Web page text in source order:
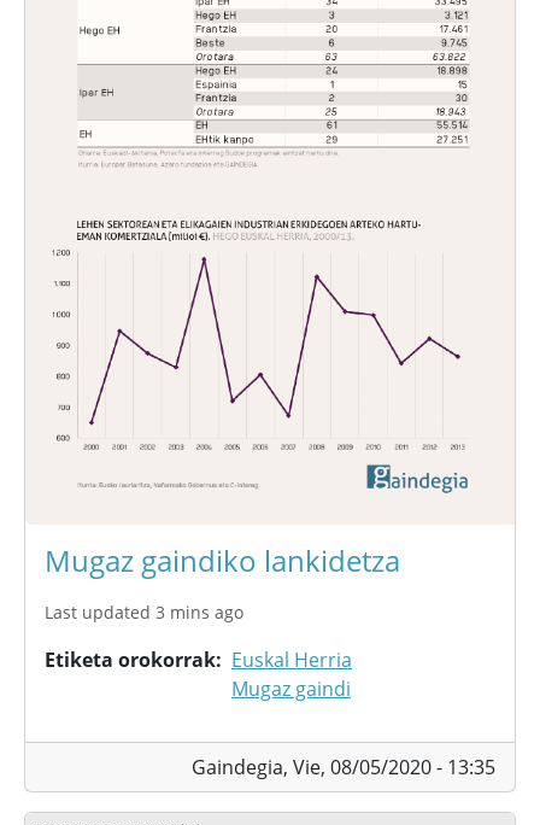
Mugaz gaindiko lankidetza
Last updated 3 mins ago
Etiketa orokorrak
Euskal Herria
Mugaz gaindi
Gaindegia, Vie, 08/05/2020 - 13:35